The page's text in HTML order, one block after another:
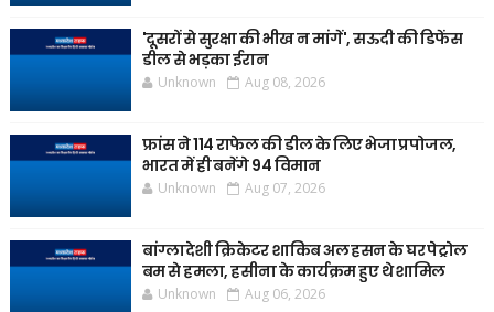
'दूसरों से सुरक्षा की भीख न मांगें', सऊदी की डिफेंस
डील से भड़का ईरान
Unknown Aug 08, 2026
फ्रांस ने 114 राफेल की डील के लिए भेजा प्रपोजल,
भारत में ही बनेंगे 94 विमान
Unknown Aug 07, 2026
बांग्लादेशी क्रिकेटर शाकिब अल हसन के घर पेट्रोल
बम से हमला, हसीना के कार्यक्रम हुए थे शामिल
Unknown Aug 06, 2026